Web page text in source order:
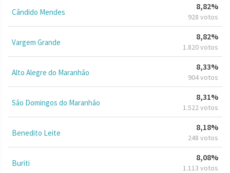
Cândido Mendes
8,82%
928 votos
Vargem Grande
8,82%
1.820 votos
Alto Alegre do Maranhão
8,33%
904 votos
São Domingos do Maranhão
8,31%
1.522 votos
Benedito Leite
8,18%
248 votos
Buriti
8,08%
1.113 votos